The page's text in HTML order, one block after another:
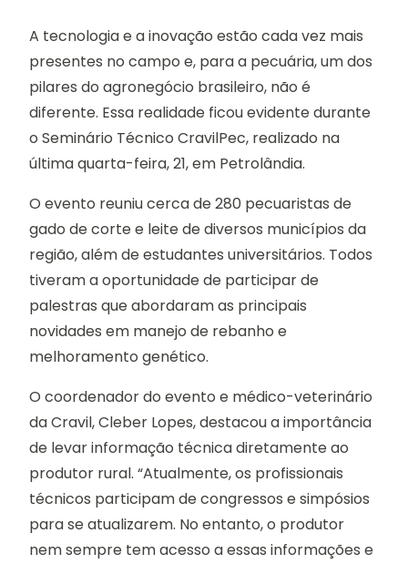
A tecnologia e a inovação estão cada vez mais
presentes no campo e, para a pecuária, um dos
pilares do agronegócio brasileiro, não é
diferente. Essa realidade ficou evidente durante
o Seminário Técnico CravilPec, realizado na
última quarta-feira, 21, em Petrolândia.
O evento reuniu cerca de 280 pecuaristas de
gado de corte e leite de diversos municípios da
região, além de estudantes universitários. Todos
tiveram a oportunidade de participar de
palestras que abordaram as principais
novidades em manejo de rebanho e
melhoramento genético.
O coordenador do evento e médico-veterinário
da Cravil, Cleber Lopes, destacou a importância
de levar informação técnica diretamente ao
produtor rural. “Atualmente, os profissionais
técnicos participam de congressos e simpósios
para se atualizarem. No entanto, o produtor
nem sempre tem acesso a essas informações e